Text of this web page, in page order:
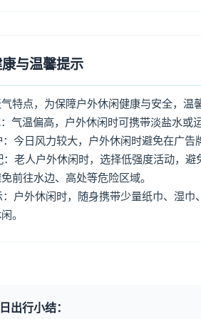
与温馨提示
特点，为保障户外休闲健康与安全，温
气温偏高，户外休闲时可携带淡盐水或
今日风力较大，户外休闲时避免在广告
老人户外休闲时，选择低强度活动，
前往水边、高处等危险区域。
户外休闲时，随身携带少量纸巾、湿
。
出行小结：